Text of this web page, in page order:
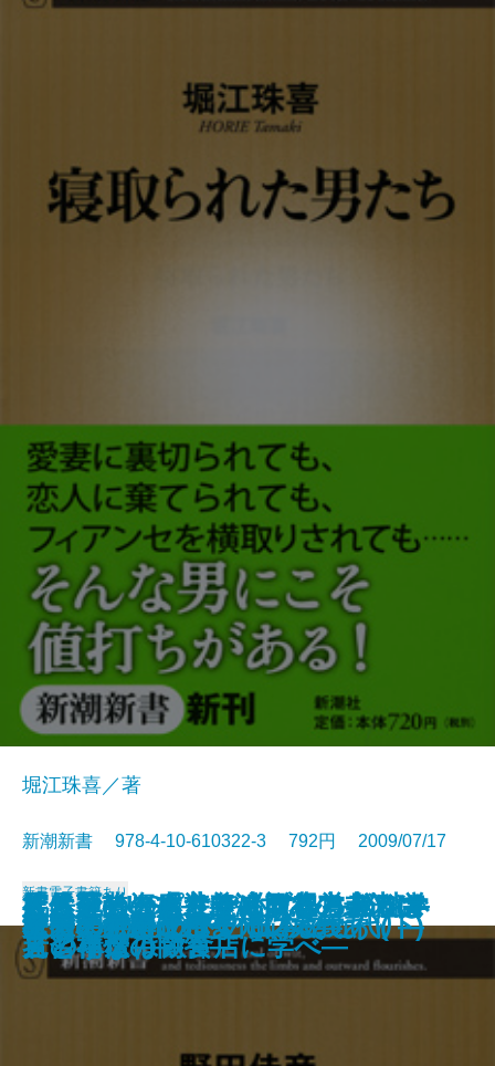
霞が関埋蔵金
政策論争のデタラメ
社長、その服装では説得力ゼロで
す
メディアとテロリズム
血の政治―青嵐会という物語―
センスのいい脳
腹八分の資本主義―日本の未来は
ここにある！―
徒然草inUSA―自滅するアメリカ
堕落する日本―
日本の治安
寝取られた男たち
堀江珠喜／著
新潮新書 978-4-10-610322-3 792円 2009/07/17
新書電子書籍あり
民主の敵―政権交代に大義あり―
松下幸之助は生きている
女子大生がヤバイ！
凡人起業―「カリスマ経営者」は
見習うな！―
教養としての歴史 日本の近代(下)
身内の犯行
イカの神経 ヒトの脳みそ
霊と金―スピリチュアル・ビジネ
スの構造―
「お通し」はなぜ必ず出るのか―
ビジネスは飲食店に学べ―
人は死ぬから生きられる―脳科学
者と禅僧の問答―